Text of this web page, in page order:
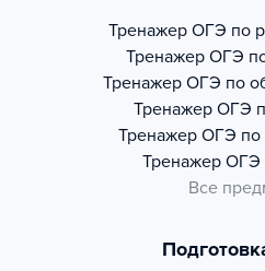
Тренажер ОГЭ по
Тренажер ОГЭ
Тренажер ОГЭ по
Тренажер ОГЭ
Тренажер ОГЭ по
Тренажер ОГЭ
Все